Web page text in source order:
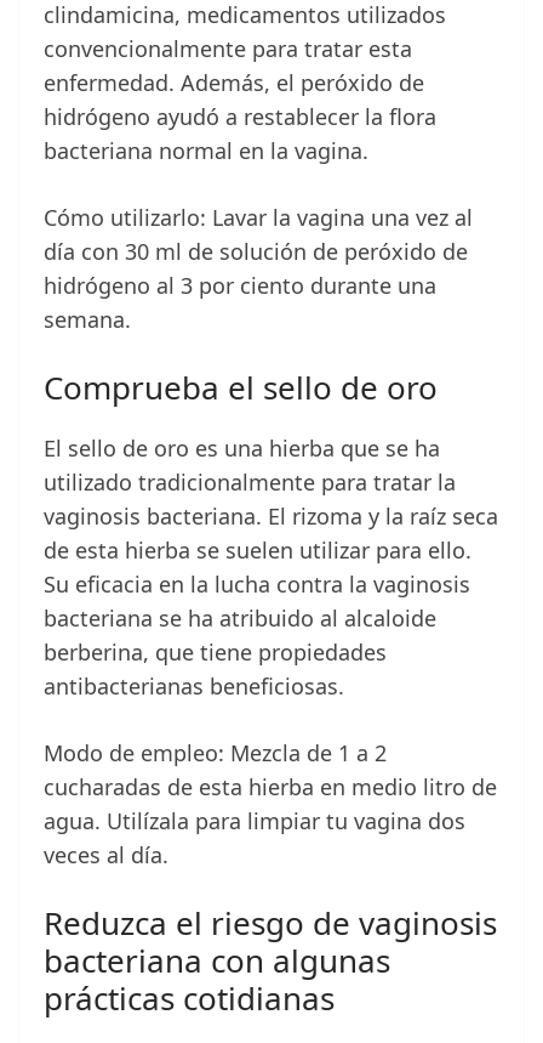
clindamicina, medicamentos utilizados
convencionalmente para tratar esta
enfermedad. Además, el peróxido de
hidrógeno ayudó a restablecer la flora
bacteriana normal en la vagina.
Cómo utilizarlo: Lavar la vagina una vez al
día con 30 ml de solución de peróxido de
hidrógeno al 3 por ciento durante una
semana.
Comprueba el sello de oro
El sello de oro es una hierba que se ha
utilizado tradicionalmente para tratar la
vaginosis bacteriana. El rizoma y la raíz seca
de esta hierba se suelen utilizar para ello.
Su eficacia en la lucha contra la vaginosis
bacteriana se ha atribuido al alcaloide
berberina, que tiene propiedades
antibacterianas beneficiosas.
Modo de empleo: Mezcla de 1 a 2
cucharadas de esta hierba en medio litro de
agua. Utilízala para limpiar tu vagina dos
veces al día.
Reduzca el riesgo de vaginosis
bacteriana con algunas
prácticas cotidianas